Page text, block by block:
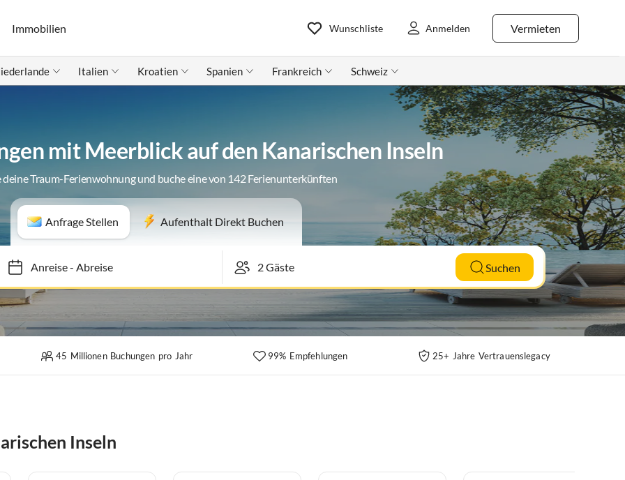
Immobilien Vermieten
Wunschliste Anmelden
Italien Kroatien Spanien Frankreich Schweiz
mit Meerblick auf den Kanarischen Inseln
deine Traum-Ferienwohnung und buche eine von 142 Ferienunterkünften
Anfrage Stellen Aufenthalt Direkt Buchen
Anreise- Abreise Suchen
45 Millionen Buchungen pro Jahr 99% Empfehlungen 25+ Jahre Vertrauenslegacy
Inseln